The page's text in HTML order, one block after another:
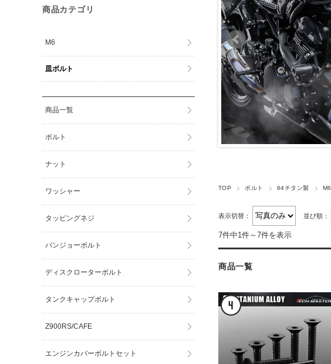
TOP ボルト 64チタン製 M6
表示切替： 並び順：
7件中1件～7件を表示
商品一覧
商品カテゴリ
M6
皿ボルト
商品一覧
ボルト
ナット
ワッシャー
タッピングネジ
バンジョーボルト
ディスクローターボルト
タンクキャップボルト
Z900RS/CAFE
エンジンカバーボルトセット